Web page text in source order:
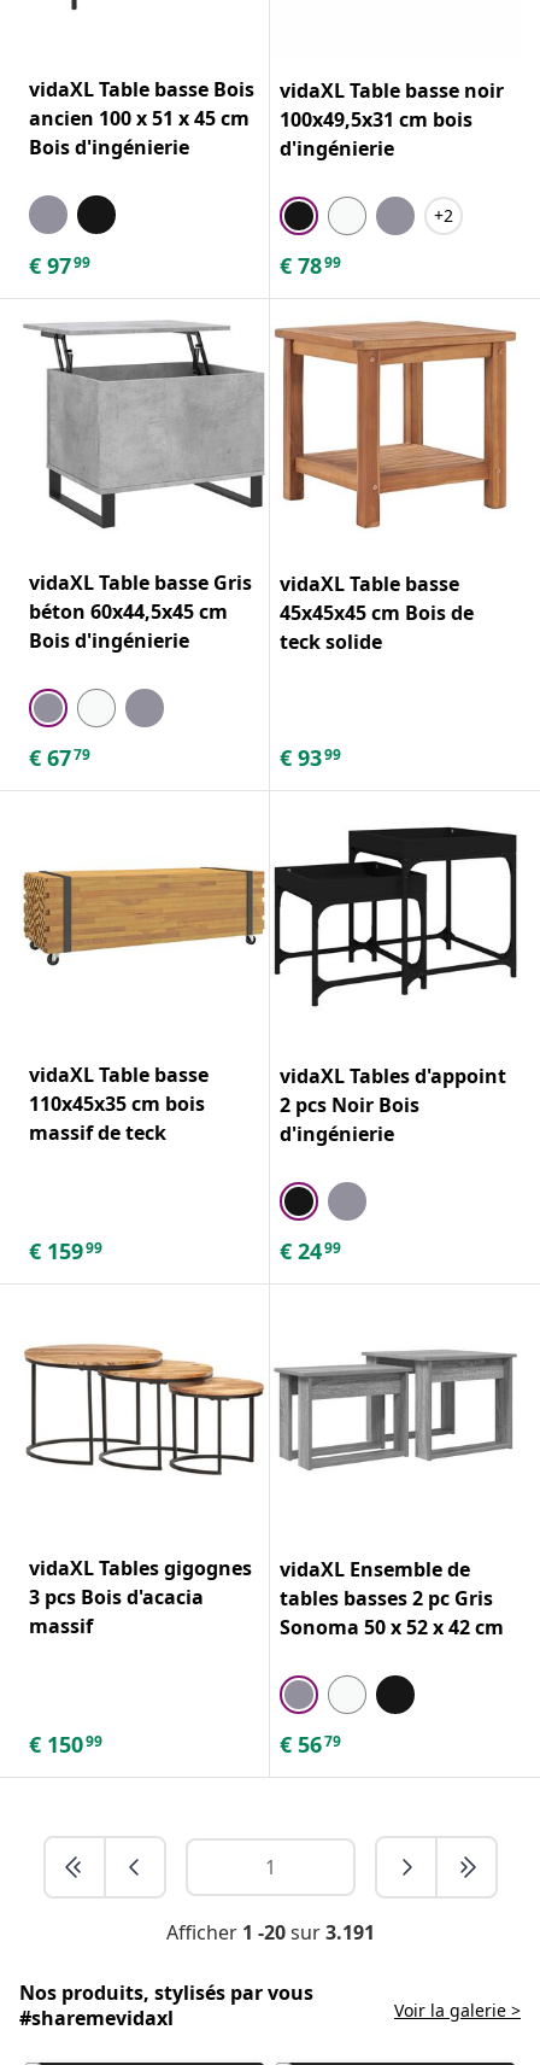
vidaXL Table basse Bois
ancien 100 x 51 x 45 cm
Bois d'ingénierie
€ 9799
vidaXL Table basse noir
100x49,5x31 cm bois
d'ingénierie
+2
€ 7899
vidaXL Table basse Gris
béton 60x44,5x45 cm
Bois d'ingénierie
€ 6779
vidaXL Table basse
45x45x45 cm Bois de
teck solide
€ 9399
vidaXL Table basse
110x45x35 cm bois
massif de teck
€ 15999
vidaXL Tables d'appoint
2 pcs Noir Bois
d'ingénierie
€ 2499
vidaXL Tables gigognes
3 pcs Bois d'acacia
massif
€ 15099
vidaXL Ensemble de
tables basses 2 pc Gris
Sonoma 50 x 52 x 42 cm
€ 5679
Afficher 1 -20sur3.191
Nos produits, stylisés par vous
#sharemevidaxl
Voir la galerie >